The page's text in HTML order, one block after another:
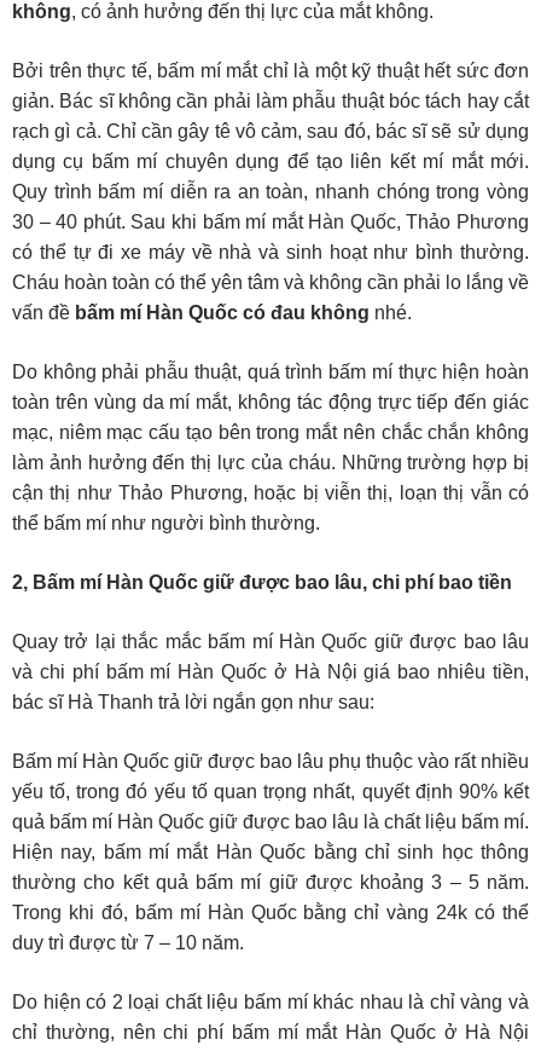
không, có ảnh hưởng đến thị lực của mắt không.
Bởi trên thực tế, bấm mí mắt chỉ là một kỹ thuật hết sức đơn
giản. Bác sĩ không cần phải làm phẫu thuật bóc tách hay cắt
rạch gì cả. Chỉ cần gây tê vô cảm, sau đó, bác sĩ sẽ sử dụng
dụng cụ bấm mí chuyên dụng để tạo liên kết mí mắt mới.
Quy trình bấm mí diễn ra an toàn, nhanh chóng trong vòng
30 – 40 phút. Sau khi bấm mí mắt Hàn Quốc, Thảo Phương
có thể tự đi xe máy về nhà và sinh hoạt như bình thường.
Cháu hoàn toàn có thể yên tâm và không cần phải lo lắng về
vấn đề bấm mí Hàn Quốc có đau không nhé.
Do không phải phẫu thuật, quá trình bấm mí thực hiện hoàn
toàn trên vùng da mí mắt, không tác động trực tiếp đến giác
mạc, niêm mạc cấu tạo bên trong mắt nên chắc chắn không
làm ảnh hưởng đến thị lực của cháu. Những trường hợp bị
cận thị như Thảo Phương, hoặc bị viễn thị, loạn thị vẫn có
thể bấm mí như người bình thường.
2, Bấm mí Hàn Quốc giữ được bao lâu, chi phí bao tiền
Quay trở lại thắc mắc bấm mí Hàn Quốc giữ được bao lâu
và chi phí bấm mí Hàn Quốc ở Hà Nội giá bao nhiêu tiền,
bác sĩ Hà Thanh trả lời ngắn gọn như sau:
Bấm mí Hàn Quốc giữ được bao lâu phụ thuộc vào rất nhiều
yếu tố, trong đó yếu tố quan trọng nhất, quyết định 90% kết
quả bấm mí Hàn Quốc giữ được bao lâu là chất liệu bấm mí.
Hiện nay, bấm mí mắt Hàn Quốc bằng chỉ sinh học thông
thường cho kết quả bấm mí giữ được khoảng 3 – 5 năm.
Trong khi đó, bấm mí Hàn Quốc bằng chỉ vàng 24k có thể
duy trì được từ 7 – 10 năm.
Do hiện có 2 loại chất liệu bấm mí khác nhau là chỉ vàng và
chỉ thường, nên chi phí bấm mí mắt Hàn Quốc ở Hà Nội